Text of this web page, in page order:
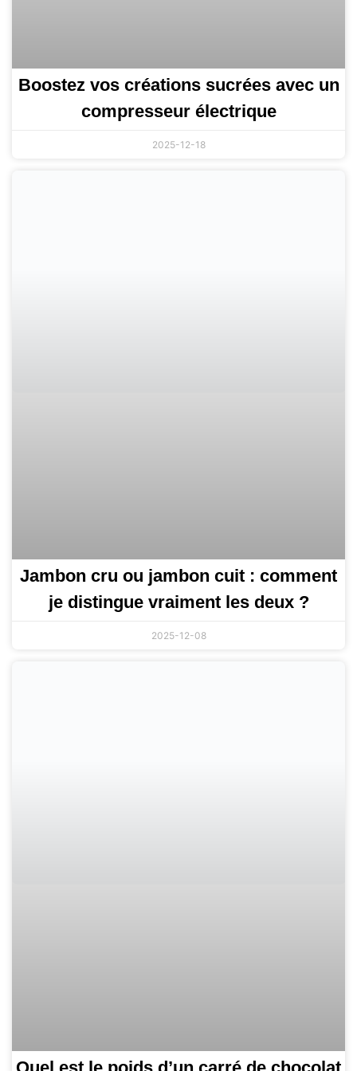
Boostez vos créations sucrées avec un
compresseur électrique
2025-12-18
Jambon cru ou jambon cuit : comment
je distingue vraiment les deux ?
2025-12-08